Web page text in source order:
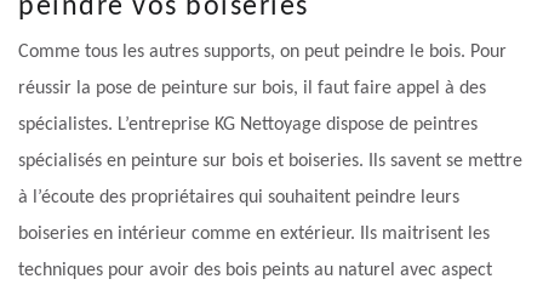
peindre vos boiseries
Comme tous les autres supports, on peut peindre le bois. Pour
réussir la pose de peinture sur bois, il faut faire appel à des
spécialistes. L’entreprise KG Nettoyage dispose de peintres
spécialisés en peinture sur bois et boiseries. Ils savent se mettre
à l’écoute des propriétaires qui souhaitent peindre leurs
boiseries en intérieur comme en extérieur. Ils maitrisent les
techniques pour avoir des bois peints au naturel avec aspect